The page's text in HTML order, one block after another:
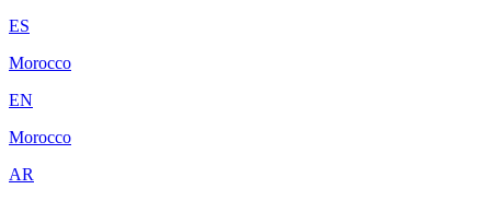
ES
Morocco
EN
Morocco
AR